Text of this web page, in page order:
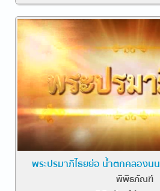
พระปรมาภิไธยย่อ น้ำตกคลองน
พิพิธภัณฑ์